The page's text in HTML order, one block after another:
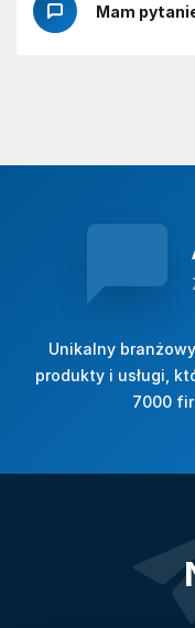
Mam
Unikalny
produkty i usługi,
7000